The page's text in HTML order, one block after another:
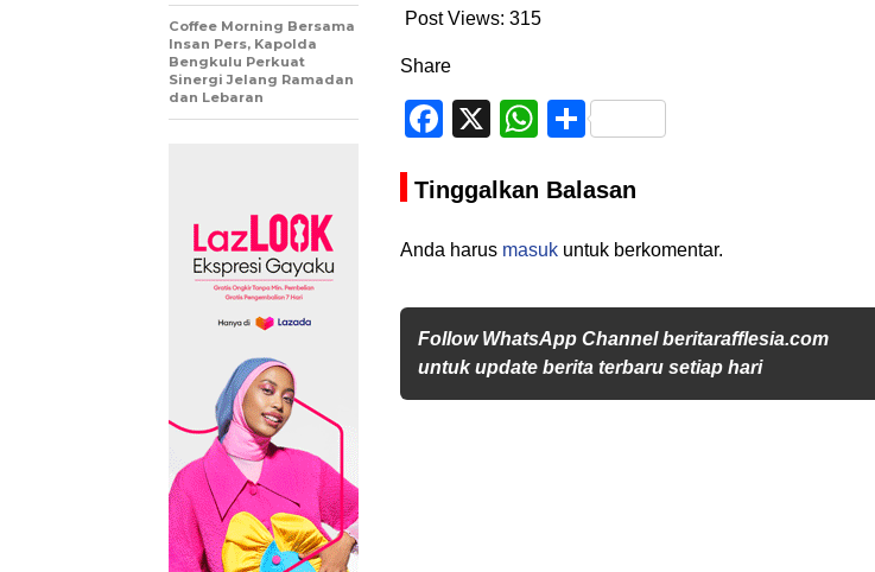
Post Views: 315
Share
Facebook
X WhatsApp
Share
Tinggalkan Balasan
Anda harus masuk untuk berkomentar.
Follow WhatsApp Channel beritarafflesia.com
untuk update berita terbaru setiap hari
Coffee Morning Bersama
Insan Pers, Kapolda
Bengkulu Perkuat
Sinergi Jelang Ramadan
dan Lebaran